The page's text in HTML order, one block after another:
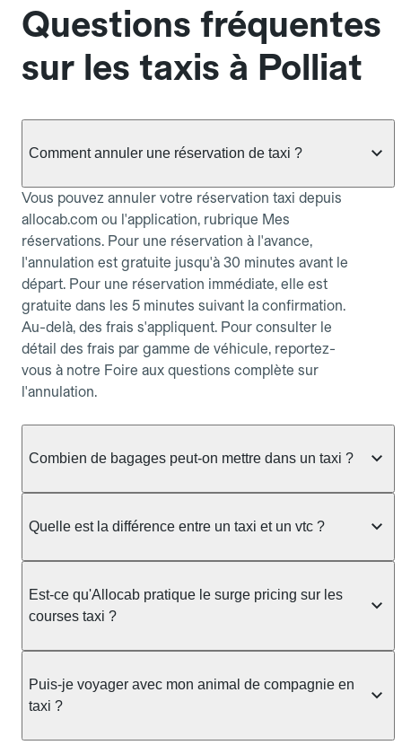
Questions fréquentes
sur les taxis à Polliat
Comment annuler une réservation de taxi ?
Vous pouvez annuler votre réservation taxi depuis
allocab.com ou l'application, rubrique Mes
réservations. Pour une réservation à l'avance,
l'annulation est gratuite jusqu'à 30 minutes avant le
départ. Pour une réservation immédiate, elle est
gratuite dans les 5 minutes suivant la confirmation.
Au-delà, des frais s'appliquent. Pour consulter le
détail des frais par gamme de véhicule, reportez-
vous à notre Foire aux questions complète sur
l'annulation.
Combien de bagages peut-on mettre dans un taxi ?
taxi berline accueille en général jusqu'à 3 bagages
ou nombreux, précisez-le dans le champ "Message
au chauffeur" lors de la réservation. Le prix n'est
pas impacté par le nombre de bagages.
Quelle est la différence entre un taxi et un vtc ?
prendre en charge directement dans la rue, à une
station ou sur réservation, avec un tarif au
réservation et propose un prix fixe annoncé à
l'avance. Chez Allocab, réservez facilement votre
taxi.
Est-ce qu'Allocab pratique le surge pricing sur les
courses taxi ?
réglementation préfectorale et suit un barème
officiel : il protège des hausses liées à la demande.
Puis-je voyager avec mon animal de compagnie en
taxi ?